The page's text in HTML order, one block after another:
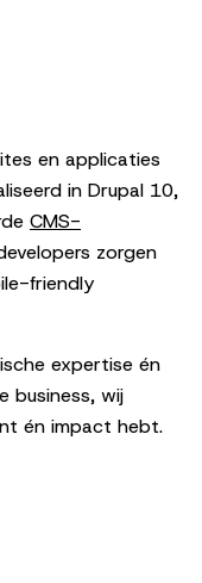
en applicaties
in Drupal 10,
CMS-
zorgen
friendly
expertise én
business, wij
én impact hebt.